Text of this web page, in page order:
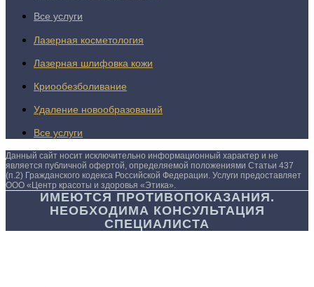
Все услуги
Лазерная косметология
Лазерная шлифовка кожи
Криообезболивание
Удаление новообразований
Все услуги
Данный сайт носит исключительно информационный характер и не
является публичной офертой, определяемой положениями Статьи 437
(п.2) Гражданского кодекса Российской Федерации. Услуги предоставляет
ООО «Центр красоты и здоровья «Этика».
ИМЕЮТСЯ ПРОТИВОПОКАЗАНИЯ.
НЕОБХОДИМА КОНСУЛЬТАЦИЯ
СПЕЦИАЛИСТА